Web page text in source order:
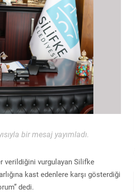
bir mesaj yayımladı.
verildiğini vurgulayan Silifke
kast edenlere karşı gösterdiği
dedi.